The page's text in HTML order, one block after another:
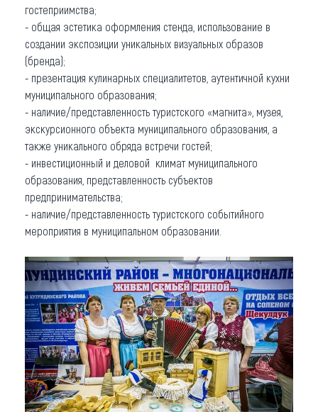
гостеприимства;
- общая эстетика оформления стенда, использование в
создании экспозиции уникальных визуальных образов
(бренда);
- презентация кулинарных специалитетов, аутентичной кухни
муниципального образования;
- наличие/представленность туристского «магнита», музея,
экскурсионного объекта муниципального образования, а
также уникального обряда встречи гостей;
- инвестиционный и деловой климат муниципального
образования, представленность субъектов
предпринимательства;
- наличие/представленность туристского событийного
мероприятия в муниципальном образовании.